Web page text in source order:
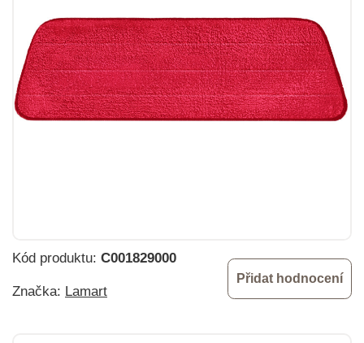
Kód produktu: C001829000
Značka: Lamart
Přidat hodnocení